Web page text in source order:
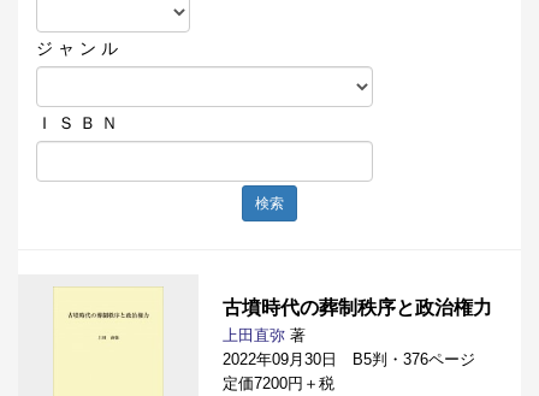
ジ ャ ン ル
Ｉ Ｓ Ｂ Ｎ
検索
古墳時代の葬制秩序と政治権力
上田直弥 著
2022年09月30日 B5判・376ページ
定価7200円＋税